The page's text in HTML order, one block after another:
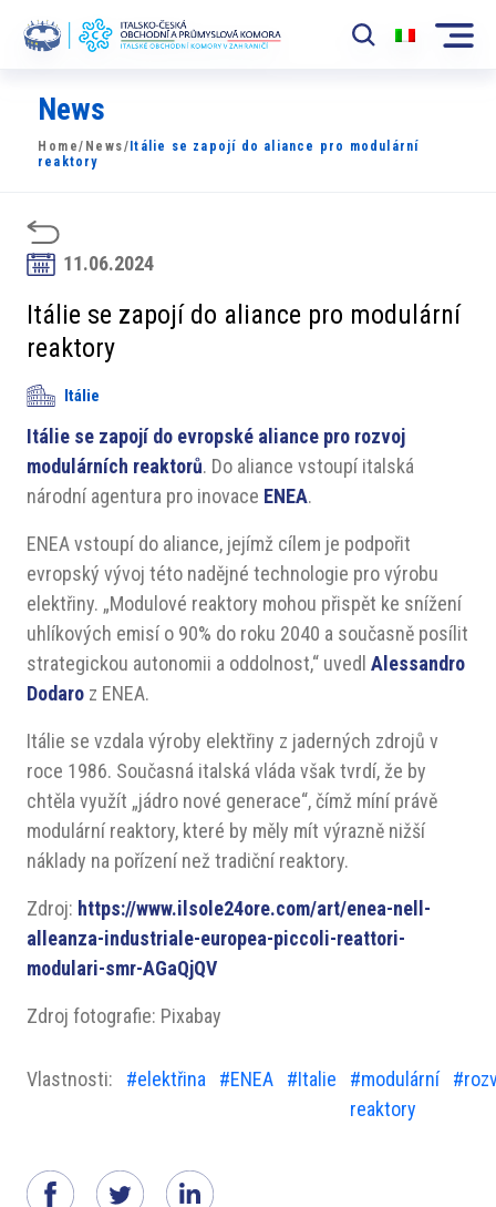
Komora
News
Rozvoj Trhu
Členové
Partneři
​​Projekty
Členská sekce
News
Home/ News/ Itálie se zapojí do aliance pro modulární
reaktory
11.06.2024
Itálie se zapojí do aliance pro modulární
reaktory
Itálie
Itálie se zapojí do evropské aliance pro rozvoj
modulárních reaktorů. Do aliance vstoupí italská
národní agentura pro inovace ENEA.
ENEA vstoupí do aliance, jejímž cílem je podpořit
evropský vývoj této nadějné technologie pro výrobu
elektřiny. „Modulové reaktory mohou přispět ke snížení
uhlíkových emisí o 90% do roku 2040 a současně posílit
strategickou autonomii a oddolnost,“ uvedl Alessandro
Dodaro z ENEA.
Itálie se vzdala výroby elektřiny z jaderných zdrojů v
roce 1986. Současná italská vláda však tvrdí, že by
chtěla využít „jádro nové generace“, čímž míní právě
modulární reaktory, které by měly mít výrazně nižší
náklady na pořízení než tradiční reaktory.
Zdroj: https://www.ilsole24ore.com/art/enea-nell-
alleanza-industriale-europea-piccoli-reattori-
modulari-smr-AGaQjQV
Zdroj fotografie: Pixabay
Vlastnosti: #elektřina #ENEA #Italie
#modulární
reaktory